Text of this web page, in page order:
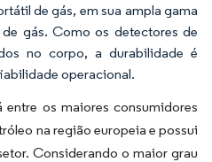
de gás, em sua ampla gama
gás. Como os detectores de
no corpo, a durabilidade é
operacional.
os maiores consumidores
na região europeia e possui
Considerando o maior grau